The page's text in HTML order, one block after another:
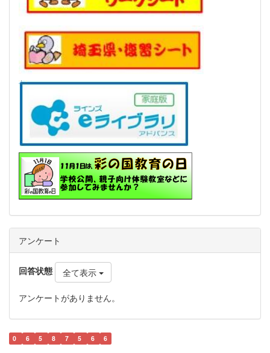
アンケート
回答状態 全て表示
アンケートがありません。
0 6 5 8 7 5 6 6